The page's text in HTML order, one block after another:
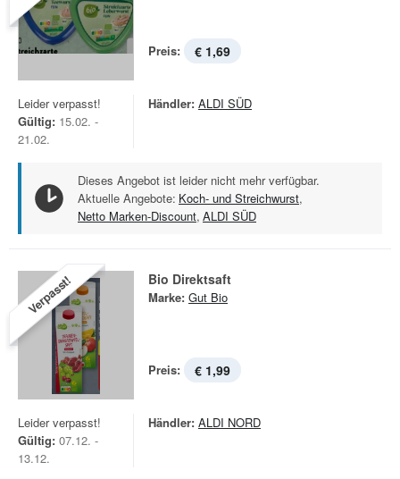
Preis: € 1,69
Leider verpasst!
Gültig: 15.02. -
21.02.
Händler: ALDI SÜD
Dieses Angebot ist leider nicht mehr verfügbar.
Aktuelle Angebote: Koch- und Streichwurst,
Netto Marken-Discount, ALDI SÜD
Verpasst! Bio Direktsaft
Marke: Gut Bio
Preis: € 1,99
Leider verpasst!
Gültig: 07.12. -
13.12.
Händler: ALDI NORD